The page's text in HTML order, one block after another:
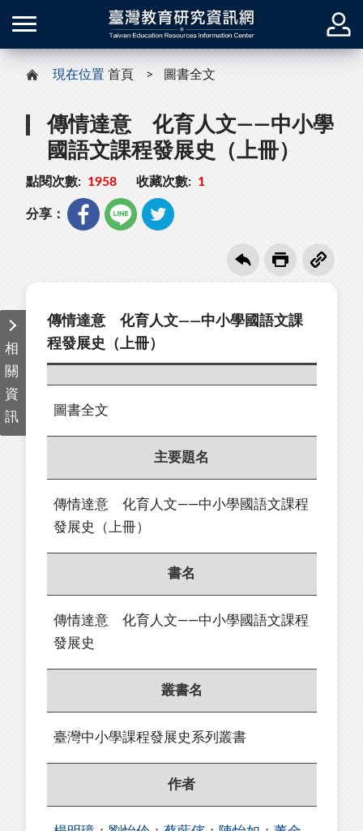
現在位置 首頁 圖書全文
傳情達意 化育人文——中小學
國語文課程發展史（上冊）
點閱次數: 1958 收藏次數: 1
分享：
相
關
資
訊
傳情達意 化育人文——中小學國語文課
程發展史（上冊）
圖書全文
主要題名
傳情達意 化育人文——中小學國語文課程
發展史（上冊）
書名
傳情達意 化育人文——中小學國語文課程
發展史
叢書名
臺灣中小學課程發展史系列叢書
作者